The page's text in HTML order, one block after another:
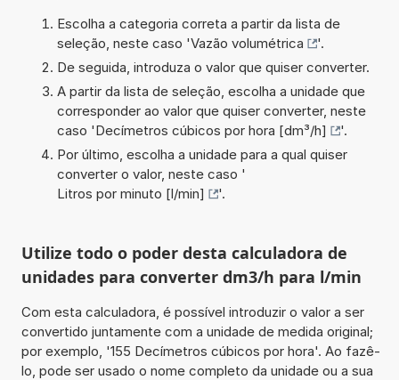
Escolha a categoria correta a partir da lista de
seleção, neste caso 'Vazão volumétrica
'.
De seguida, introduza o valor que quiser converter.
A partir da lista de seleção, escolha a unidade que
corresponder ao valor que quiser converter, neste
caso 'Decímetros cúbicos por hora [dm³/h]
'.
Por último, escolha a unidade para a qual quiser
converter o valor, neste caso '
Litros por minuto [l/min]
'.
Utilize todo o poder desta calculadora de
unidades para converter dm3/h para l/min
Com esta calculadora, é possível introduzir o valor a ser
convertido juntamente com a unidade de medida original;
por exemplo, '155 Decímetros cúbicos por hora'. Ao fazê-
lo, pode ser usado o nome completo da unidade ou a sua